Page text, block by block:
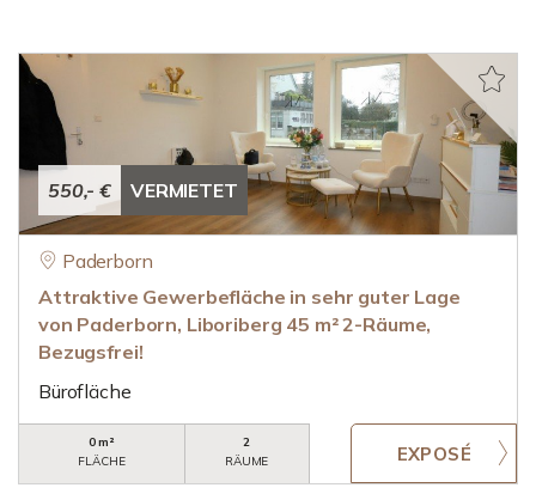
550,- € VERMIETET
Paderborn
Attraktive Gewerbefläche in sehr guter Lage
von Paderborn, Liboriberg 45 m² 2-Räume,
Bezugsfrei!
Bürofläche
0 m²
FLÄCHE
2
RÄUME